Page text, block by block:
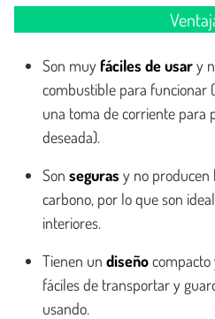
Son muy fáciles de usary
combustible para funcionar
una toma de corriente para
deseada).
Son seguras y no producen
carbono, por lo que son
interiores.
Tienen un diseñocompacto
fáciles de transportar y
usando.